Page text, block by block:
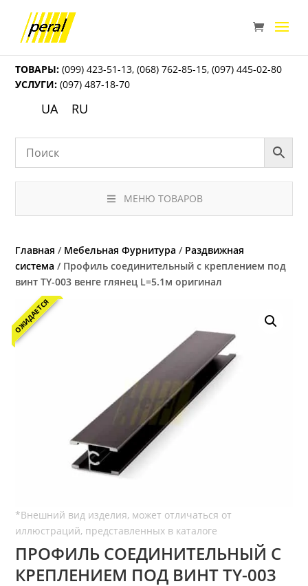
ТОВАРЫ: (099) 423-51-13,(068) 762-85-15,(097) 445-02-80
УСЛУГИ: (097) 487-18-70
UA RU
МЕНЮ ТОВАРОВ
Главная / Мебельная Фурнитура / Раздвижная
система / Профиль соединительный с креплением под
винт TY-003 венге глянец L=5.1м оригинал
ОЖИДАЕТСЯ
ПРОФИЛЬ СОЕДИНИТЕЛЬНЫЙ С
КРЕПЛЕНИЕМ ПОД ВИНТ TY-003